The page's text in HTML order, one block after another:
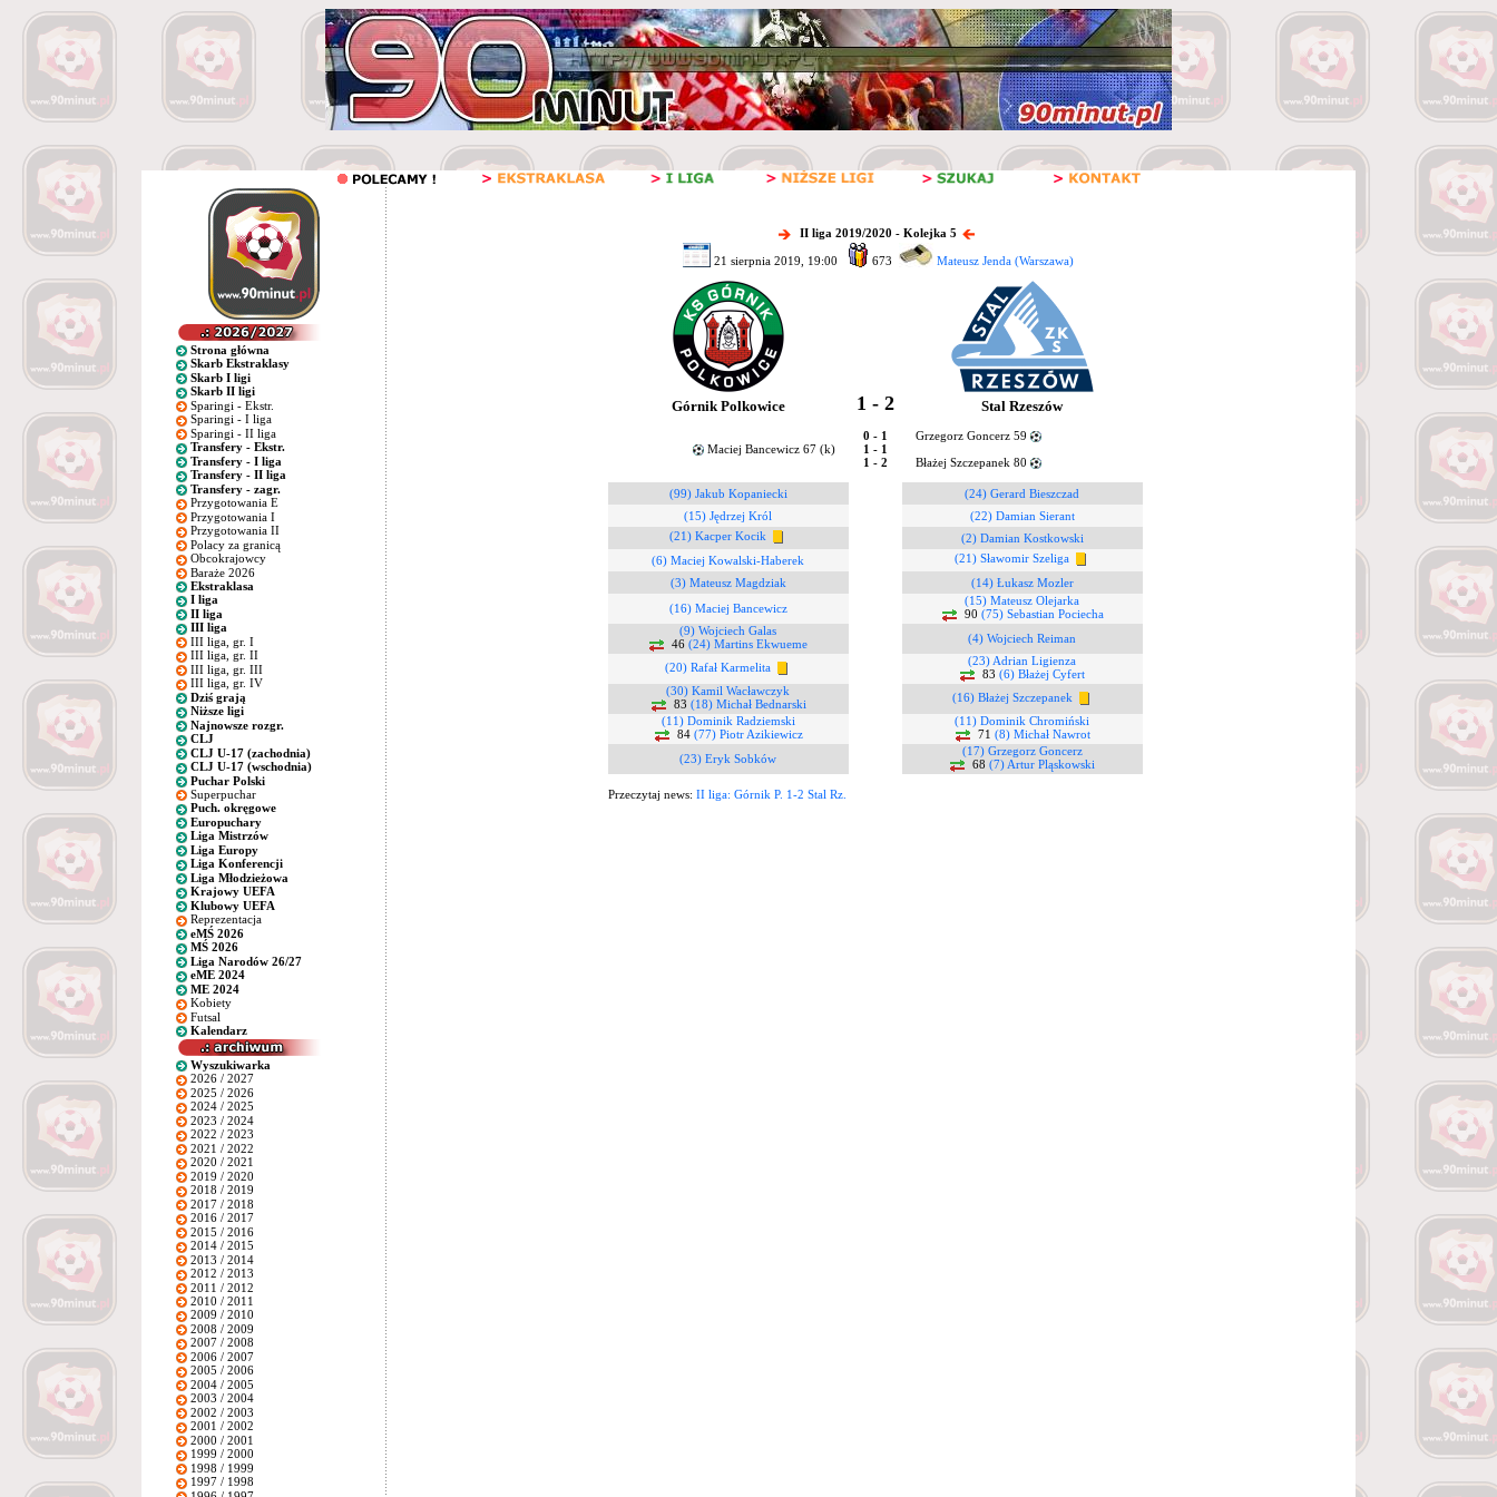
Strona główna
Skarb Ekstraklasy
Skarb I ligi
Skarb II ligi
Sparingi - Ekstr.
Sparingi - I liga
Sparingi - II liga
Transfery - Ekstr.
Transfery - I liga
Transfery - II liga
Transfery - zagr.
Przygotowania E
Przygotowania I
Przygotowania II
Polacy za granicą
Obcokrajowcy
Baraże 2026
Ekstraklasa
I liga
II liga
III liga
III liga, gr. I
III liga, gr. II
III liga, gr. III
III liga, gr. IV
Dziś grają
Niższe ligi
Najnowsze rozgr.
CLJ
CLJ U-17 (zachodnia)
CLJ U-17 (wschodnia)
Puchar Polski
Superpuchar
Puch. okręgowe
Europuchary
Liga Mistrzów
Liga Europy
Liga Konferencji
Liga Młodzieżowa
Krajowy UEFA
Klubowy UEFA
Reprezentacja
eMŚ 2026
MŚ 2026
Liga Narodów 26/27
eME 2024
ME 2024
Kobiety
Futsal
Kalendarz
Wyszukiwarka
2026 / 2027
2025 / 2026
2024 / 2025
2023 / 2024
2022 / 2023
2021 / 2022
2020 / 2021
2019 / 2020
2018 / 2019
2017 / 2018
2016 / 2017
2015 / 2016
2014 / 2015
2013 / 2014
2012 / 2013
2011 / 2012
2010 / 2011
2009 / 2010
2008 / 2009
2007 / 2008
2006 / 2007
2005 / 2006
2004 / 2005
2003 / 2004
2002 / 2003
2001 / 2002
2000 / 2001
1999 / 2000
1998 / 1999
1997 / 1998
II liga 2019/2020 - Kolejka 5
21 sierpnia 2019, 19:00 673 Mateusz Jenda (Warszawa)
Górnik Polkowice 1 - 2 Stal Rzeszów
0 - 1
Grzegorz Goncerz 59
Maciej Bancewicz 67 (k)
1 - 1
1 - 2
Błażej Szczepanek 80
(99) Jakub Kopaniecki
(24) Gerard Bieszczad
(15) Jędrzej Król
(22) Damian Sierant
(21) Kacper Kocik
(2) Damian Kostkowski
(6) Maciej Kowalski-Haberek
(21) Sławomir Szeliga
(3) Mateusz Magdziak
(14) Łukasz Mozler
(16) Maciej Bancewicz
(15) Mateusz Olejarka
90 (75) Sebastian Pociecha
(9) Wojciech Galas
46 (24) Martins Ekwueme (4) Wojciech Reiman
(20) Rafał Karmelita
(23) Adrian Ligienza
83 (6) Błażej Cyfert
(30) Kamil Wacławczyk
83 (18) Michał Bednarski
(16) Błażej Szczepanek
(11) Dominik Radziemski
84 (77) Piotr Azikiewicz
(11) Dominik Chromiński
71 (8) Michał Nawrot
(23) Eryk Sobków
(17) Grzegorz Goncerz
68 (7) Artur Pląskowski
Przeczytaj news: II liga: Górnik P. 1-2 Stal Rz.